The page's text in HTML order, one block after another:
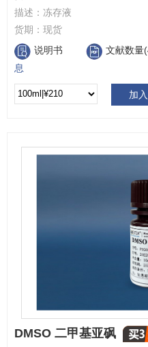
描述： 冻存液
货期： 现货
说明书
文献数量
息
加
DMSO 二甲基亚砜